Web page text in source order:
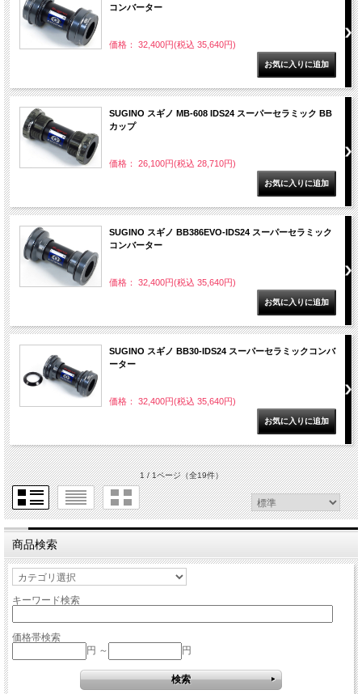
コンバーター
価格： 32,400円(税込 35,640円)
SUGINO スギノ MB-608 IDS24 スーパーセラミック BB
カップ
価格： 26,100円(税込 28,710円)
SUGINO スギノ BB386EVO-IDS24 スーパーセラミック
コンバーター
価格： 32,400円(税込 35,640円)
SUGINO スギノ BB30-IDS24 スーパーセラミックコンバ
ーター
価格： 32,400円(税込 35,640円)
1 / 1ページ（全19件）
商品検索
キーワード検索
価格帯検索
円 ～
円